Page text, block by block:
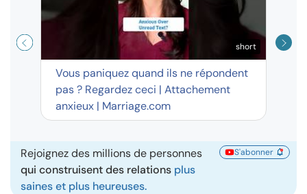
short
Vous paniquez quand ils ne répondent
pas ? Regardez ceci | Attachement
anxieux | Marriage.com
Rejoignez des millions de personnes
qui construisent des relations plus
saines et plus heureuses.
S'abonner